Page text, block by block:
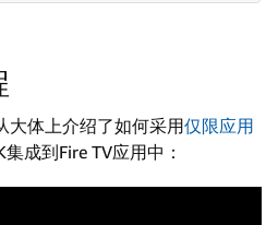
大体上介绍了如何采用仅限应用
集成到Fire TV应用中：